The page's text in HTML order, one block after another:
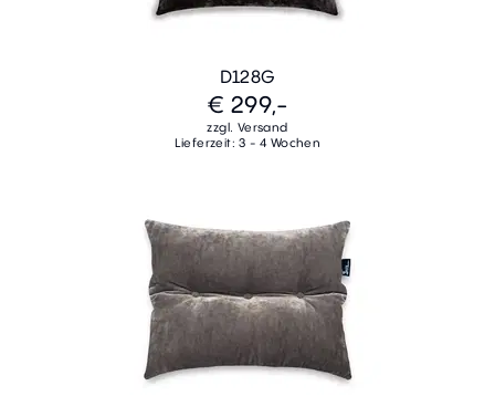
D128G
€ 299,-
zzgl. Versand
Lieferzeit: 3 - 4 Wochen